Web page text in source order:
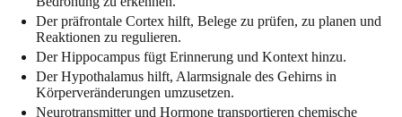
Der präfrontale Cortex hilft, Belege zu prüfen, zu planen und
Reaktionen zu regulieren.
Der Hippocampus fügt Erinnerung und Kontext hinzu.
Der Hypothalamus hilft, Alarmsignale des Gehirns in
Körperveränderungen umzusetzen.
Neurotransmitter und Hormone transportieren chemische